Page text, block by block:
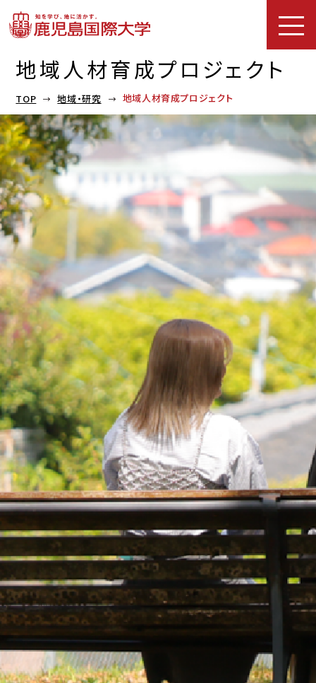
地域人材育成プロジェクト
TOP 地域・研究 地域人材育成プロジェクト